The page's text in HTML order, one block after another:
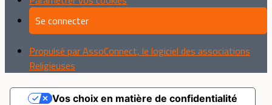
Se connecter
Propulsé par AssoConnect, le logiciel des associations
Religieuses
Vos choix en matière de confidentialité